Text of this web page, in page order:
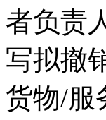
者负责
写拟撤
货物/服